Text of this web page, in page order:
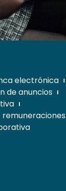
electrónica
de anuncios